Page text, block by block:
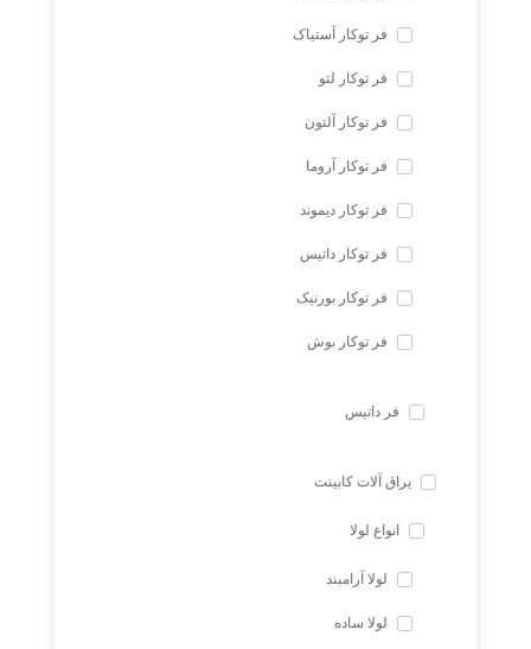
فر توکار آستیاک
فر توکار لتو
فر توکار آلتون
فر توکار آروما
فر توکار دیموند
فر توکار داتیس
فر توکار بورنیک
فر توکار بوش
فر داتیس
یراق آلات کابینت
انواع لولا
لولا آرامبند
لولا ساده